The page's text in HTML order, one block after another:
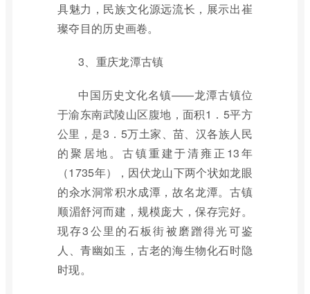
具魅力，民族文化源远流长，展示出崔
璨夺目的历史画卷。
3、重庆龙潭古镇
中国历史文化名镇——龙潭古镇位
于渝东南武陵山区腹地，面积1．5平方
公里，是3．5万土家、苗、汉各族人民
的聚居地。古镇重建于清雍正13年
（1735年），因伏龙山下两个状如龙眼
的汆水洞常积水成潭，故名龙潭。古镇
顺湄舒河而建，规模庞大，保存完好。
现存3公里的石板街被磨蹭得光可鉴
人、青幽如玉，古老的海生物化石时隐
时现。